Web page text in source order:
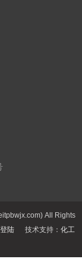
All Rights
陆 技术支持： 化工